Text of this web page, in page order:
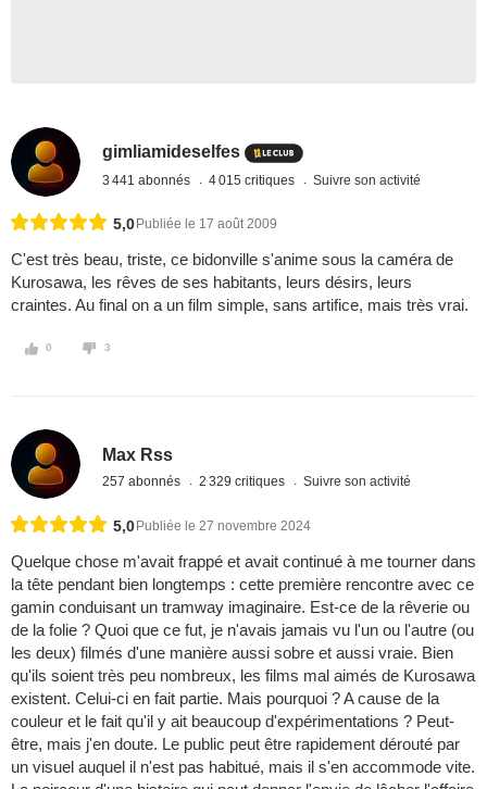
gimliamideselfes
3 441 abonnés 4 015 critiques Suivre son activité
5,0 Publiée le 17 août 2009
C'est très beau, triste, ce bidonville s'anime sous la caméra de
Kurosawa, les rêves de ses habitants, leurs désirs, leurs
craintes. Au final on a un film simple, sans artifice, mais très vrai.
0 3
Max Rss
257 abonnés 2 329 critiques Suivre son activité
5,0 Publiée le 27 novembre 2024
Quelque chose m'avait frappé et avait continué à me tourner dans
la tête pendant bien longtemps : cette première rencontre avec ce
gamin conduisant un tramway imaginaire. Est-ce de la rêverie ou
de la folie ? Quoi que ce fut, je n'avais jamais vu l'un ou l'autre (ou
les deux) filmés d'une manière aussi sobre et aussi vraie. Bien
qu'ils soient très peu nombreux, les films mal aimés de Kurosawa
existent. Celui-ci en fait partie. Mais pourquoi ? A cause de la
couleur et le fait qu'il y ait beaucoup d'expérimentations ? Peut-
être, mais j'en doute. Le public peut être rapidement dérouté par
un visuel auquel il n'est pas habitué, mais il s'en accommode vite.